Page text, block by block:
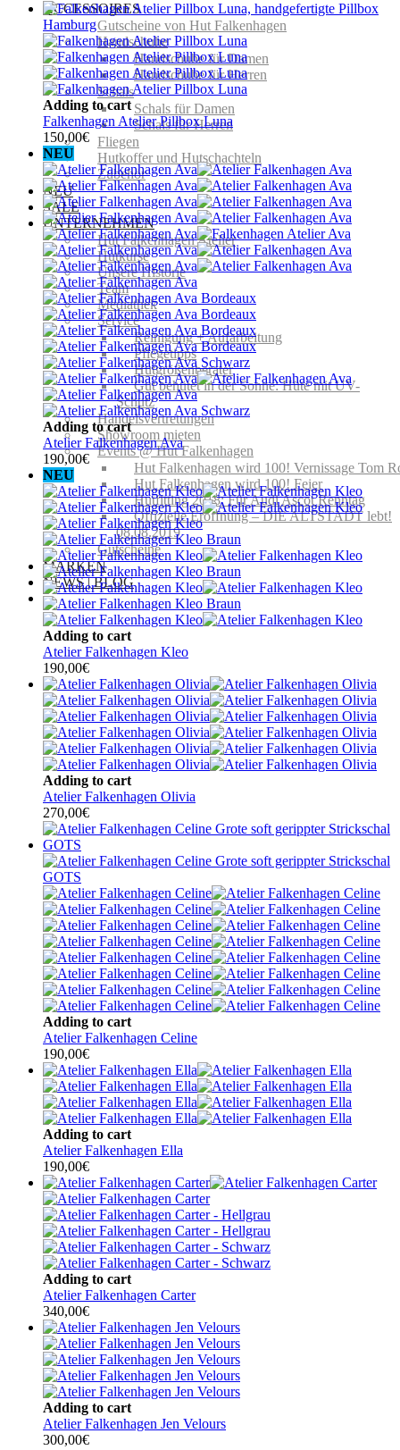
ACCESSOIRES
Gutscheine von Hut Falkenhagen
Handschuhe
Handschuhe für Damen
Handschuhe für Herren
Schals
Schals für Damen
Schals für Herren
Fliegen
Hutkoffer und Hutschachteln
Zubehör
NEU
SALE
UNTERNEHMEN
Hut Falkenhagen Atelier
Hutkurse
Unsere Historie
Team
Mediathek
Service
Reinigung + Aufarbeitung
Pflegetipps
Hutgrößenberater
Gut behütet in der Sonne: Hüte mit UV-
Schutz
Handelsvertretungen
Showroom mieten
Events @ Hut Falkenhagen
Hut Falkenhagen wird 100! Vernissage Tom
Hut Falkenhagen wird 100! Feier
Hutfitting 2018: Für Audi Ascot Renntag
Offizielle Eröffnung – DIE ALTSTADT lebt!
08.08.2019
Gutscheine
MARKEN
NEWS | BLOG
Adding to cart
Falkenhagen Atelier Pillbox Luna
150,00€
NEU
Adding to cart
Atelier Falkenhagen Ava
190,00€
NEU
Adding to cart
Atelier Falkenhagen Kleo
190,00€
Adding to cart
Atelier Falkenhagen Olivia
270,00€
Adding to cart
Atelier Falkenhagen Celine
190,00€
Adding to cart
Atelier Falkenhagen Ella
190,00€
Adding to cart
Atelier Falkenhagen Carter
340,00€
Adding to cart
Atelier Falkenhagen Jen Velours
300,00€